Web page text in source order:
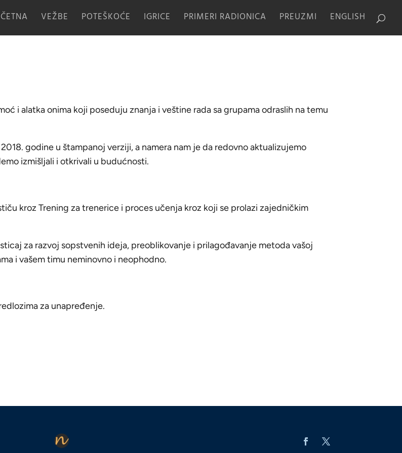
VEŽBE POTEŠKOĆE IGRICE PRIMERI RADIONICA PREUZMI ENGLISH
i alatka onima koji poseduju znanja i veštine rada sa grupama odraslih na temu
godine u štampanoj verziji, a namera nam je da redovno aktualizujemo
izmišljali i otkrivali u budućnosti.
kroz Trening za trenerice i proces učenja kroz koji se prolazi zajedničkim
za razvoj sopstvenih ideja, preoblikovanje i prilagođavanje metoda vašoj
i vašem timu neminovno i neophodno.
za unapređenje.